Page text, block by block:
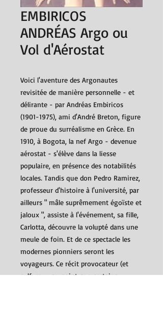
EMBIRICOS
ANDRÉAS Argo ou
Vol d'Aérostat
Voici l'aventure des Argonautes
revisitée de manière personnelle - et
délirante - par Andréas Embiricos
(1901-1975), ami d'André Breton, figure
de proue du surréalisme en Grèce. En
1910, à Bogota, la nef Argo - devenue
aérostat - s'élève dans la liesse
populaire, en présence des notabilités
locales. Tandis que don Pedro Ramirez,
professeur d'histoire à l'université, par
ailleurs " mâle suprêmement égoïste et
jaloux ", assiste à l'événement, sa fille,
Carlotta, découvre la volupté dans une
meule de foin. Et de ce spectacle les
modernes pionniers seront les
voyageurs. Ce récit provocateur (et
sulfureux au point que certains